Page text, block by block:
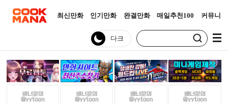
최신만화 인기만화 완결만화 매일추천100 커뮤니티